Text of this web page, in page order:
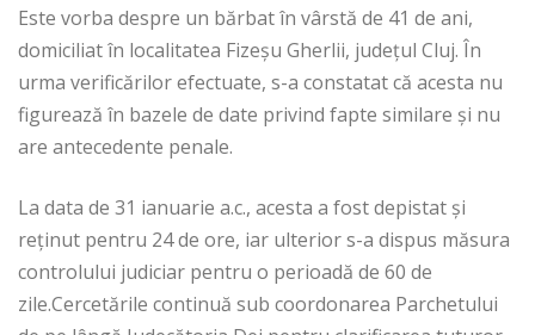
Este vorba despre un bărbat în vârstă de 41 de ani,
domiciliat în localitatea Fizeșu Gherlii, județul Cluj. În
urma verificărilor efectuate, s-a constatat că acesta nu
figurează în bazele de date privind fapte similare și nu
are antecedente penale.
La data de 31 ianuarie a.c., acesta a fost depistat și
reținut pentru 24 de ore, iar ulterior s-a dispus măsura
controlului judiciar pentru o perioadă de 60 de
zile.Cercetările continuă sub coordonarea Parchetului